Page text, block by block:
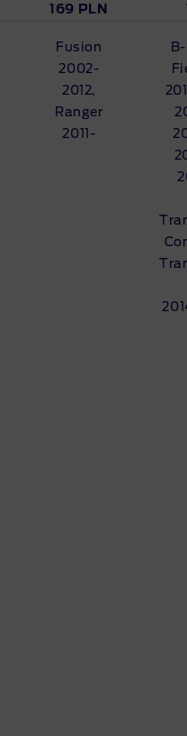
169 PLN
Fusion
2002-
2012,
Ranger
2011-